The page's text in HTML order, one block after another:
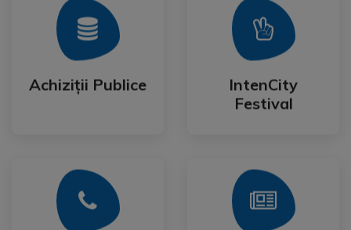
Achiziții Publice
Achiziții Publice
Mai Mult
IntenCity
Festival
IntenCity
Festival
Mai Mult
Mai Mult Mai Mult